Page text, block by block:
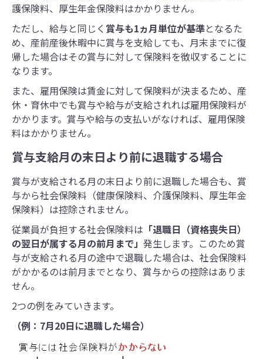
護保険料、厚生年金保険料はかかりません。
ただし、給与と同じく 賞与も1ヵ月単位が基準となるた
め、産前産後休暇中に賞与を支給しても、月末までに復
帰した場合はその賞与に対して保険料を徴収することに
なります。
また、雇用保険は賃金に対して保険料が決まるため、産
休・育休中でも賞与や給与が支給されれば雇用保険料が
かかります。賞与や給与の支払いがなければ、雇用保険
料はかかりません。
賞与支給月の末日より前に退職する場合
賞与が支給される月の末日より前に退職した場合も、賞
与から社会保険料（健康保険料、介護保険料、厚生年金
保険料）は控除されません。
従業員が負担する社会保険料は 「退職日（資格喪失日）
の翌日が属する月の前月まで」 発生します。このため賞
与が支給される月の途中で退職した場合は、社会保険料
がかかるのは前月までとなり、賞与からの控除はありま
せん。
2つの例をみていきます。
（例：7月20日に退職した場合）